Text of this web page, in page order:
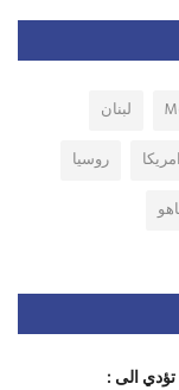
لبنان
امريكا
روسيا
تؤدي الى :